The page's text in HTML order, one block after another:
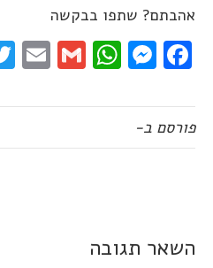
אהבתם? שתפו בבקשה
Facebook
פורסם ב-
השאר תגובה